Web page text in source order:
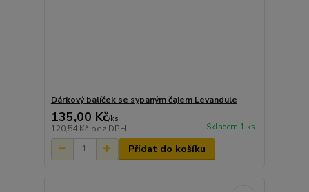
Dárkový balíček se sypaným čajem Levandule
135,00 Kč/ks
120,54 Kč bez DPH Skladem 1 ks
Přidat do košíku